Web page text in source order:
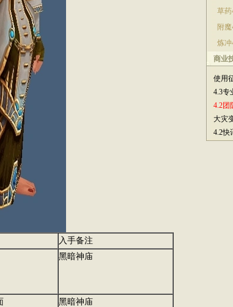
入手备注
黑暗神庙
黑暗神庙
草药
附
炼冲
商业
使用
4.3专
4.2团
大灾
4.2快